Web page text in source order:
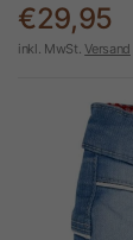
€29,95
inkl. MwSt.Versand